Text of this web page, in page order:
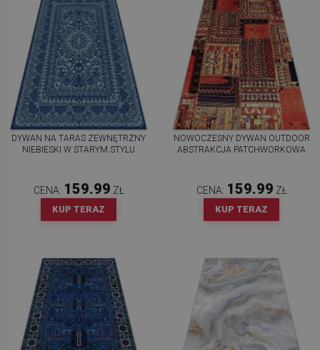
DYWAN NA TARAS ZEWNĘTRZNY
NIEBIESKI W STARYM STYLU
CENA: 159.99 ZŁ
KUP TERAZ
NOWOCZESNY DYWAN OUTDOOR
ABSTRAKCJA PATCHWORKOWA
CENA: 159.99 ZŁ
KUP TERAZ